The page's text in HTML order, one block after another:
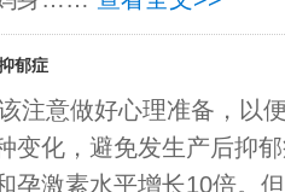
郁症
注意做好心理准备，以
变化，避免发生产后
孕激素水平增长10倍。